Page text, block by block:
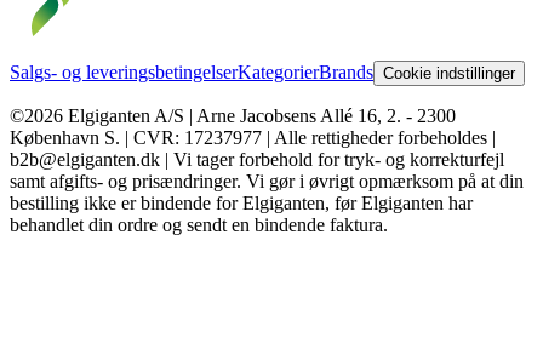
Salgs- og leveringsbetingelserKategorierBrands Cookie indstillinger
©2026 Elgiganten A/S | Arne Jacobsens Allé 16, 2. - 2300
København S. | CVR: 17237977 | Alle rettigheder forbeholdes |
b2b@elgiganten.dk | Vi tager forbehold for tryk- og korrekturfejl
samt afgifts- og prisændringer. Vi gør i øvrigt opmærksom på at din
bestilling ikke er bindende for Elgiganten, før Elgiganten har
behandlet din ordre og sendt en bindende faktura.